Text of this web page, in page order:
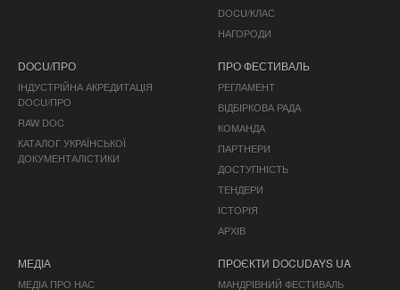
DOCU/КЛАС
НАГОРОДИ
DOCU/ПРО
ІНДУСТРІЙНА АКРЕДИТАЦІЯ
DOCU/ПРО
RAW DOC
КАТАЛОГ УКРАЇНСЬКОЇ
ДОКУМЕНТАЛІСТИКИ
ПРО ФЕСТИВАЛЬ
РЕГЛАМЕНТ
ВІДБІРКОВА РАДА
КОМАНДА
ПАРТНЕРИ
ДОСТУПНІСТЬ
ТЕНДЕРИ
ІСТОРІЯ
АРХІВ
МЕДІА
МЕДІА ПРО НАС
ПРОЄКТИ DOCUDAYS UA
МАНДРІВНИЙ ФЕСТИВАЛЬ